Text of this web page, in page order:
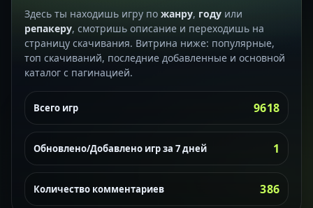
Здесь ты находишь игру по жанру, году или
репакеру, смотришь описание и переходишь на
страницу скачивания. Витрина ниже: популярные,
топ скачиваний, последние добавленные и основной
каталог с пагинацией.
Всего игр 9618
Обновлено/Добавлено игр за 7 дней 1
Количество комментариев 386